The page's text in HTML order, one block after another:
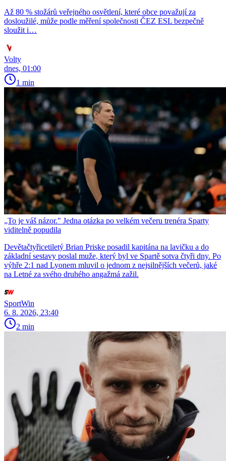
Až 80 % stožárů veřejného osvětlení, které obce považují za
dosloužilé, může podle měření společnosti ČEZ ESL bezpečně
sloužit i…
Volty
dnes, 01:00
1 min
„To je váš názor." Jedna otázka po velkém večeru trenéra Sparty
viditelně popudila
Devětačtyřicetiletý Brian Priske posadil kapitána na lavičku a do
základní sestavy poslal muže, který byl ve Spartě sotva čtyři dny. Po
výhře 2:1 nad Lyonem mluvil o jednom z nejsilnějších večerů, jaké
na Letné za svého druhého angažmá zažil.
SportWin
6. 8. 2026, 23:40
2 min